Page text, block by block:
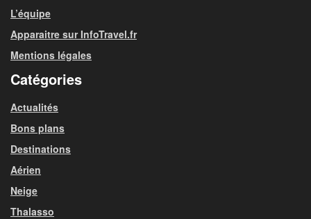
L’équipe
Apparaitre sur InfoTravel.fr
Mentions légales
Catégories
Actualités
Bons plans
Destinations
Aérien
Neige
Thalasso